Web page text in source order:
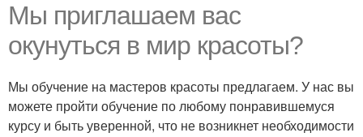
Мы приглашаем вас
окунуться в мир красоты?
Мы обучение на мастеров красоты предлагаем. У нас вы
можете пройти обучение по любому понравившемуся
курсу и быть уверенной, что не возникнет необходимости